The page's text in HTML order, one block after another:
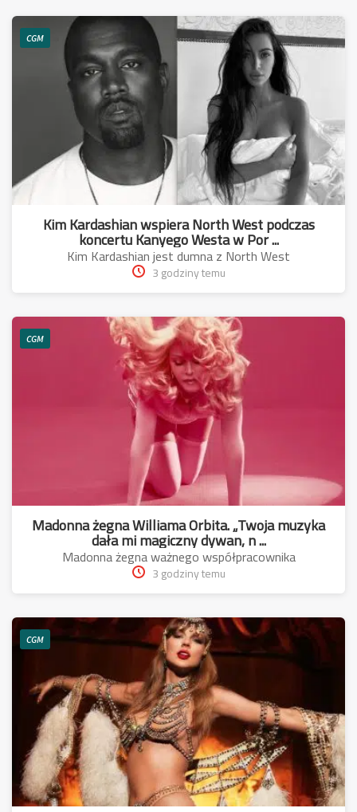
CGM
Kim Kardashian wspiera North West podczas
koncertu Kanyego Westa w Por ...
Kim Kardashian jest dumna z North West
3 godziny temu
CGM
Madonna żegna Williama Orbita. „Twoja muzyka
dała mi magiczny dywan, n ...
Madonna żegna ważnego współpracownika
3 godziny temu
CGM